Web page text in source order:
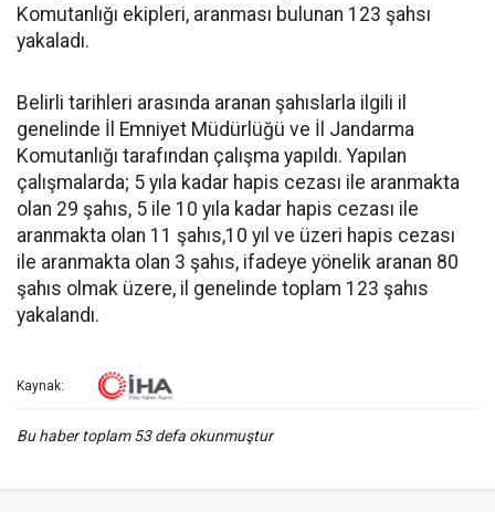
Komutanlığı ekipleri, aranması bulunan 123 şahsı
yakaladı.
Belirli tarihleri arasında aranan şahıslarla ilgili il
genelinde İl Emniyet Müdürlüğü ve İl Jandarma
Komutanlığı tarafından çalışma yapıldı. Yapılan
çalışmalarda; 5 yıla kadar hapis cezası ile aranmakta
olan 29 şahıs, 5 ile 10 yıla kadar hapis cezası ile
aranmakta olan 11 şahıs,10 yıl ve üzeri hapis cezası
ile aranmakta olan 3 şahıs, ifadeye yönelik aranan 80
şahıs olmak üzere, il genelinde toplam 123 şahıs
yakalandı.
Kaynak:
Bu haber toplam 53 defa okunmuştur